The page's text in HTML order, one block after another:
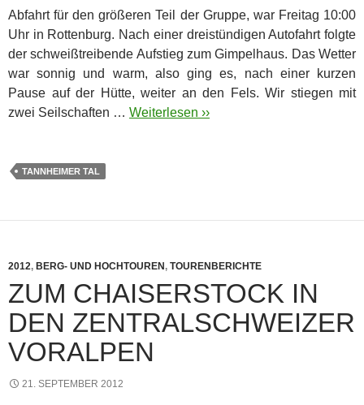
Abfahrt für den größeren Teil der Gruppe, war Freitag 10:00
Uhr in Rottenburg. Nach einer dreistündigen Autofahrt folgte
der schweißtreibende Aufstieg zum Gimpelhaus. Das Wetter
war sonnig und warm, also ging es, nach einer kurzen
Pause auf der Hütte, weiter an den Fels. Wir stiegen mit
zwei Seilschaften … Weiterlesen ››
TANNHEIMER TAL
2012, BERG- UND HOCHTOUREN, TOURENBERICHTE
ZUM CHAISERSTOCK IN
DEN ZENTRALSCHWEIZER
VORALPEN
21. SEPTEMBER 2012